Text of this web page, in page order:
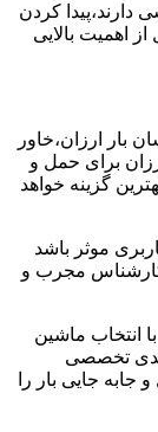
دارند،پیدا کردن
اهمیت بالایی
بار ارزان،خاور
برای حمل و
گزینه خواهد
موثر باشد
کارشناس مجرب و
انتخاب ماشین
تخصصی
جایی بار را